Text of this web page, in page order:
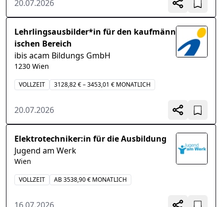
20.07.2026
Lehrlingsausbilder*in für den kaufmänn
ischen Bereich
ibis acam Bildungs GmbH
1230 Wien
VOLLZEIT 3128,82 € – 3453,01 € MONATLICH
20.07.2026
Elektrotechniker:in für die Ausbildung
Jugend am Werk
Wien
VOLLZEIT AB 3538,90 € MONATLICH